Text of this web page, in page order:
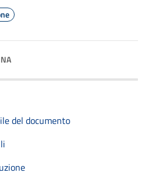
del documento